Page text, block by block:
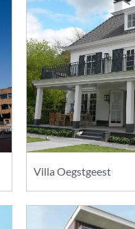
Villa Oegstgeest